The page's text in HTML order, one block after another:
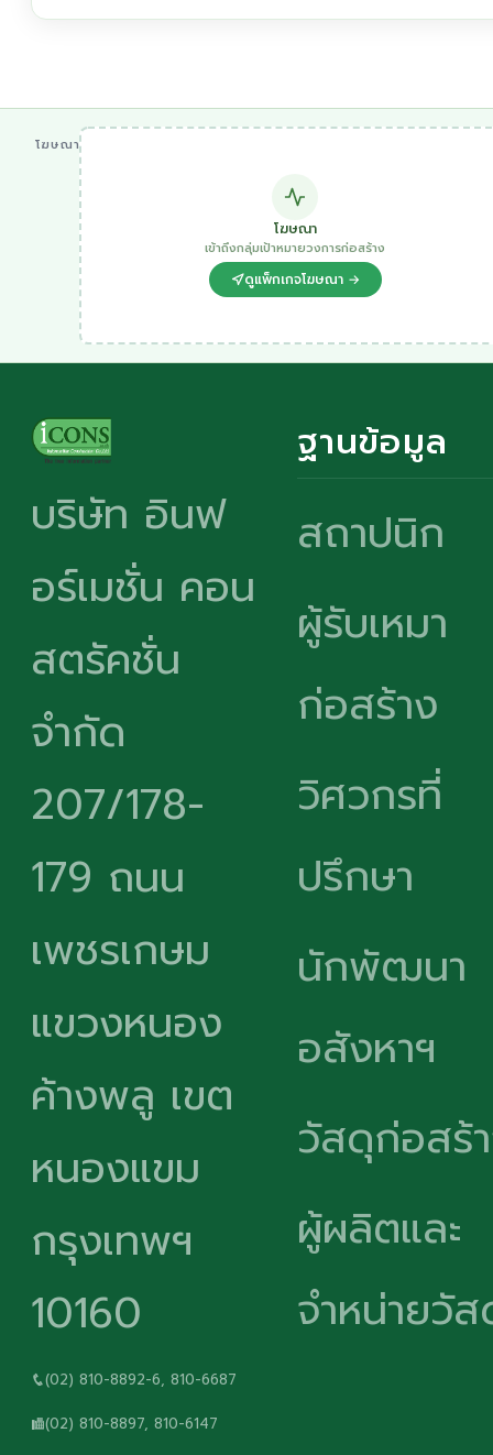
โฆษณา
โฆษณา
เข้าถึงกลุ่มเป้าหมายวงการก่อสร้าง
ดูแพ็กเกจโฆษณา →
บริษัท อินฟ
อร์เมชั่น คอน
สตรัคชั่น
จำกัด
207/178-
179 ถนน
เพชรเกษม
แขวงหนอง
ค้างพลู เขต
หนองแขม
กรุงเทพฯ
10160
(02) 810-8892-6, 810-6687
(02) 810-8897, 810-6147
ฐานข้อมูล
สถาปนิก
ผู้รับเหมา
ก่อสร้าง
วิศวกรที่
ปรึกษา
นักพัฒนา
อสังหาฯ
วัสดุก่อสร้
ผู้ผลิตและ
จำหน่ายวั